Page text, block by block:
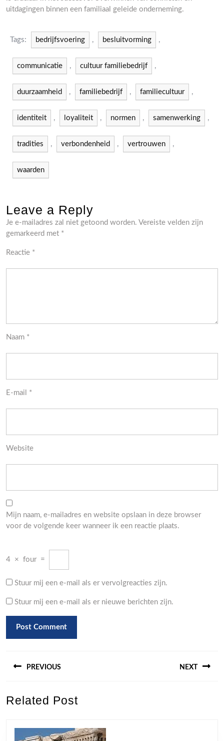
uitdagingen binnen een familiaal geleide onderneming.
Tags: bedrijfsvoering , besluitvorming ,
communicatie , cultuur familiebedrijf ,
duurzaamheid , familiebedrijf , familiecultuur ,
identiteit , loyaliteit , normen , samenwerking ,
tradities , verbondenheid , vertrouwen ,
waarden
Leave a Reply
Je e-mailadres zal niet getoond worden. Vereiste velden zijn
gemarkeerd met *
Reactie *
Naam *
E-mail *
Website
Mijn naam, e-mailadres en website opslaan in deze browser
voor de volgende keer wanneer ik een reactie plaats.
4 × four =
Stuur mij een e-mail als er vervolgreacties zijn.
Stuur mij een e-mail als er nieuwe berichten zijn.
PREVIOUS
post:
NEXT
Related Post